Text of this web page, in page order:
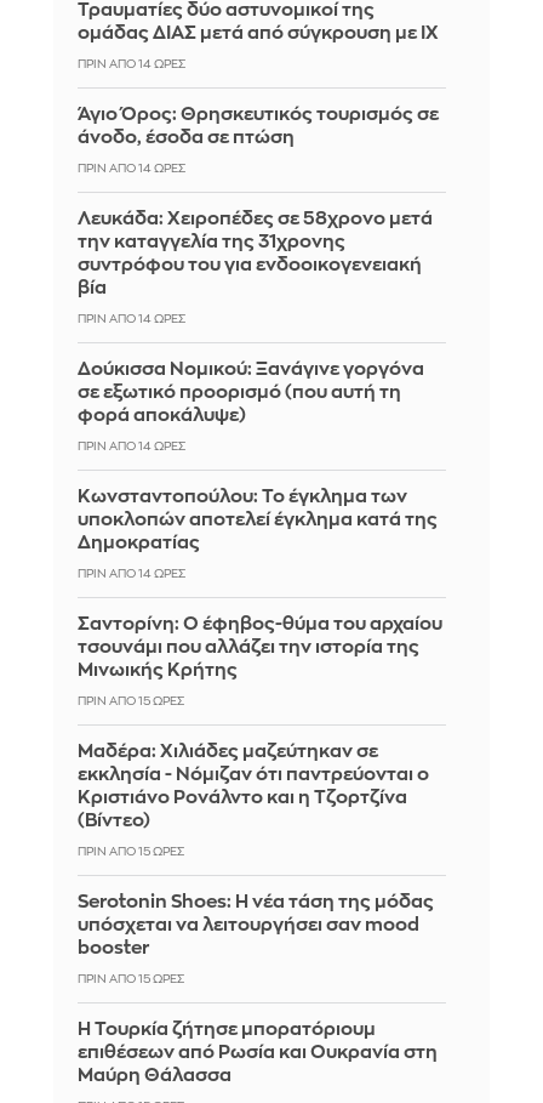
Τραυματίες δύο αστυνομικοί της
ομάδας ΔΙΑΣ μετά από σύγκρουση με ΙΧ
ΠΡΙΝ ΑΠΌ 14 ΏΡΕΣ
Άγιο Όρος: Θρησκευτικός τουρισμός σε
άνοδο, έσοδα σε πτώση
ΠΡΙΝ ΑΠΌ 14 ΏΡΕΣ
Λευκάδα: Χειροπέδες σε 58χρονο μετά
την καταγγελία της 31χρονης
συντρόφου του για ενδοοικογενειακή
βία
ΠΡΙΝ ΑΠΌ 14 ΏΡΕΣ
Δούκισσα Νομικού: Ξανάγινε γοργόνα
σε εξωτικό προορισμό (που αυτή τη
φορά αποκάλυψε)
ΠΡΙΝ ΑΠΌ 14 ΏΡΕΣ
Κωνσταντοπούλου: Το έγκλημα των
υποκλοπών αποτελεί έγκλημα κατά της
Δημοκρατίας
ΠΡΙΝ ΑΠΌ 14 ΏΡΕΣ
Σαντορίνη: Ο έφηβος-θύμα του αρχαίου
τσουνάμι που αλλάζει την ιστορία της
Μινωικής Κρήτης
ΠΡΙΝ ΑΠΌ 15 ΏΡΕΣ
Μαδέρα: Χιλιάδες μαζεύτηκαν σε
εκκλησία - Νόμιζαν ότι παντρεύονται ο
Κριστιάνο Ρονάλντο και η Τζορτζίνα
(Βίντεο)
ΠΡΙΝ ΑΠΌ 15 ΏΡΕΣ
Serotonin Shoes: Η νέα τάση της μόδας
υπόσχεται να λειτουργήσει σαν mood
booster
ΠΡΙΝ ΑΠΌ 15 ΏΡΕΣ
Η Τουρκία ζήτησε μπορατόριουμ
επιθέσεων από Ρωσία και Ουκρανία στη
Μαύρη Θάλασσα